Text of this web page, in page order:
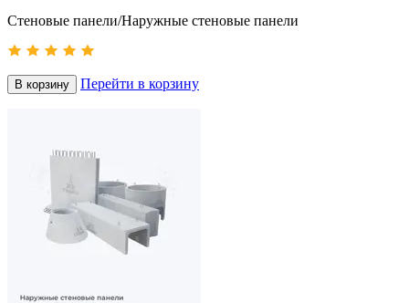
Стеновые панели/Наружные стеновые панели
В корзину Перейти в корзину